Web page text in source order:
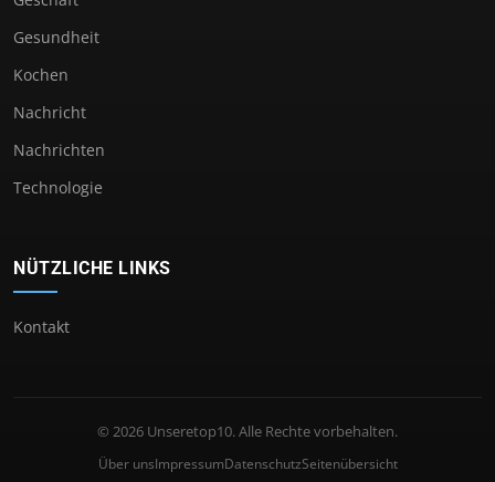
Gesundheit
Kochen
Nachricht
Nachrichten
Technologie
NÜTZLICHE LINKS
Kontakt
© 2026 Unseretop10. Alle Rechte vorbehalten.
Über unsImpressumDatenschutzSeitenübersicht